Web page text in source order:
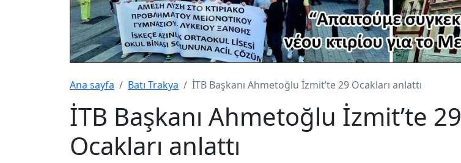
Ana sayfa Batı Trakya İTB Başkanı Ahmetoğlu İzmit’te 29 Ocakları anlattı
İTB Başkanı Ahmetoğlu İzmit’te 29
Ocakları anlattı